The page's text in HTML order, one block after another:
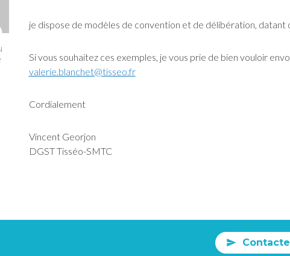
je dispose de modèles de convention et de délibération, datant
Si vous souhaitez ces exemples, je vous prie de bien vouloir
valerie.blanchet@tisseo.fr
Cordialement
Vincent Georjon
DGST Tisséo-SMTC